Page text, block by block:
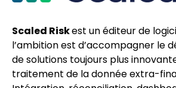
Scaled Riskest un éditeur de
l’ambition est d’accompagner le
de solutions toujours plus
traitement de la donnée extra-